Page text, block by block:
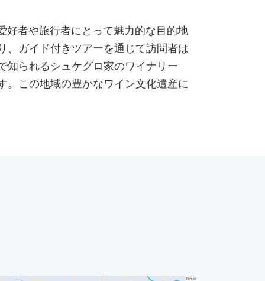
好者や旅行者にとって魅力的な目的地
、ガイド付きツアーを通じて訪問者は
知られるシュケグロ家のワイナリー
。この地域の豊かなワイン文化遺産に